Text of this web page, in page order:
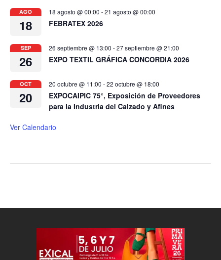
AGO
18
18 agosto @ 00:00 -21 agosto @ 00:00
FEBRATEX 2026
SEP
26
26 septiembre @ 13:00 -27 septiembre @ 21:00
EXPO TEXTIL GRÁFICA CONCORDIA 2026
OCT
20
20 octubre @ 11:00 -22 octubre @ 18:00
EXPOCAIPIC 75°, Exposición de Proveedores
para la Industria del Calzado y Afines
Ver Calendario